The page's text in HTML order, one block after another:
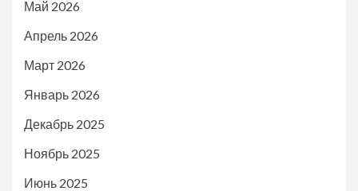
Май 2026
Апрель 2026
Март 2026
Январь 2026
Декабрь 2025
Ноябрь 2025
Июнь 2025